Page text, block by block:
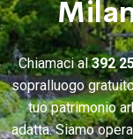
Chiamaci al392
sopralluogo
tuo patrimonio
adatta. Siamo